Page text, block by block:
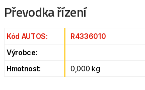
Převodka řízení
Kód AUTOS:
R4336010
Výrobce:
Hmotnost:
0,000 kg